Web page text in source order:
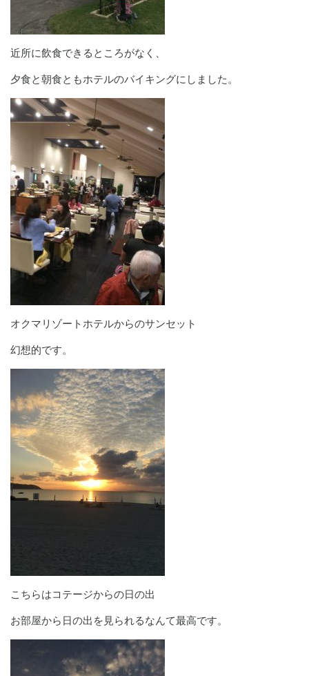
近所に飲食できるところがなく、
夕食と朝食ともホテルのバイキングにしました。
オクマリゾートホテルからのサンセット
幻想的です。
こちらはコテージからの日の出
お部屋から日の出を見られるなんて最高です。